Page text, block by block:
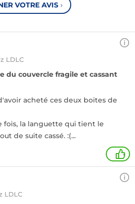
VOTRE AVIS ›
LDLC
du couvercle fragile et cassant
acheté ces deux boites de
fois, la languette qui tient le
de suite cassé. :(...
+
LDLC